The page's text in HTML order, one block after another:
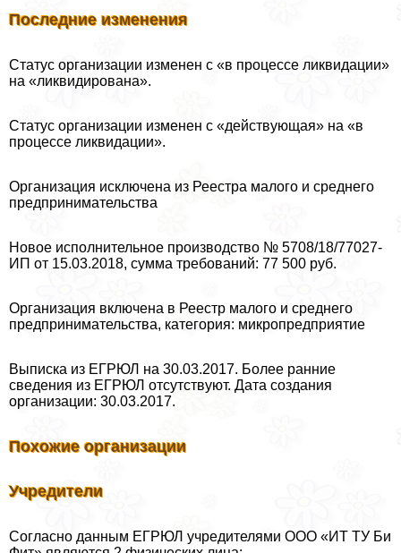
Последние изменения
Статус организации изменен с «в процессе ликвидации»
на «ликвидирована».
Статус организации изменен с «действующая» на «в
процессе ликвидации».
Организация исключена из Реестра малого и среднего
предпринимательства
Новое исполнительное производство № 5708/18/77027-
ИП от 15.03.2018, сумма требований: 77 500 руб.
Организация включена в Реестр малого и среднего
предпринимательства, категория: микропредприятие
Выписка из ЕГРЮЛ на 30.03.2017. Более ранние
сведения из ЕГРЮЛ отсутствуют. Дата создания
организации: 30.03.2017.
Похожие организации
Учредители
Согласно данным ЕГРЮЛ учредителями ООО «ИТ ТУ Би